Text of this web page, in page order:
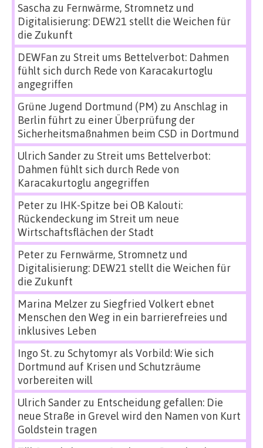
Sascha zu Fernwärme, Stromnetz und
Digitalisierung: DEW21 stellt die Weichen für
die Zukunft
DEWFan zu Streit ums Bettelverbot: Dahmen
fühlt sich durch Rede von Karacakurtoglu
angegriffen
Grüne Jugend Dortmund (PM) zu Anschlag in
Berlin führt zu einer Überprüfung der
Sicherheitsmaßnahmen beim CSD in Dortmund
Ulrich Sanderzu Streit ums Bettelverbot:
Dahmen fühlt sich durch Rede von
Karacakurtoglu angegriffen
Peterzu IHK-Spitze bei OB Kalouti:
Rückendeckung im Streit um neue
Wirtschaftsflächen der Stadt
Peterzu Fernwärme, Stromnetz und
Digitalisierung: DEW21 stellt die Weichen für
die Zukunft
Marina Melzerzu Siegfried Volkert ebnet
Menschen den Weg in ein barrierefreies und
inklusives Leben
Ingo St.zu Schytomyr als Vorbild: Wie sich
Dortmund auf Krisen und Schutzräume
vorbereiten will
Ulrich Sanderzu Entscheidung gefallen: Die
neue Straße in Grevel wird den Namen von Kurt
Goldstein tragen